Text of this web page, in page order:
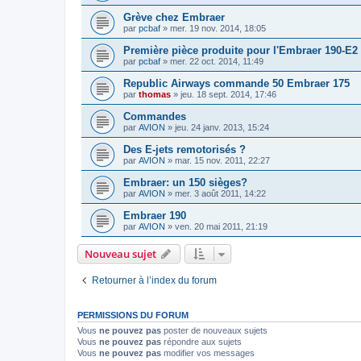
Grève chez Embraer
par pcbaf » mer. 19 nov. 2014, 18:05
Première pièce produite pour l'Embraer 190-E2
par pcbaf » mer. 22 oct. 2014, 11:49
Republic Airways commande 50 Embraer 175
par thomas » jeu. 18 sept. 2014, 17:46
Commandes
par AVION » jeu. 24 janv. 2013, 15:24
Des E-jets remotorisés ?
par AVION » mar. 15 nov. 2011, 22:27
Embraer: un 150 sièges?
par AVION » mer. 3 août 2011, 14:22
Embraer 190
par AVION » ven. 20 mai 2011, 21:19
Nouveau sujet
Retourner à l’index du forum
PERMISSIONS DU FORUM
Vous ne pouvez pas poster de nouveaux sujets
Vous ne pouvez pas répondre aux sujets
Vous ne pouvez pas modifier vos messages